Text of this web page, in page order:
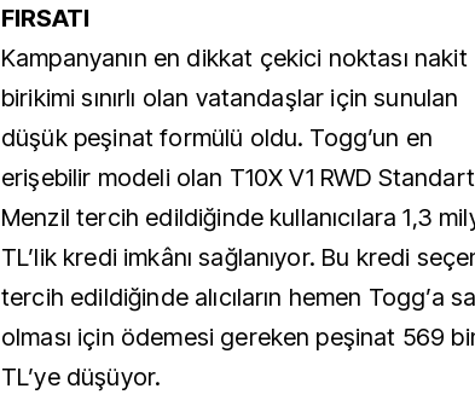
FIRSATI
Kampanyanın en dikkat çekici noktası nakit
birikimi sınırlı olan vatandaşlar için sunulan
düşük peşinat formülü oldu. Togg’un en
erişebilir modeli olan T10X V1 RWD Standart
Menzil tercih edildiğinde kullanıcılara 1,3
TL’lik kredi imkânı sağlanıyor. Bu kredi
tercih edildiğinde alıcıların hemen Togg’a
olması için ödemesi gereken peşinat 569
TL’ye düşüyor.